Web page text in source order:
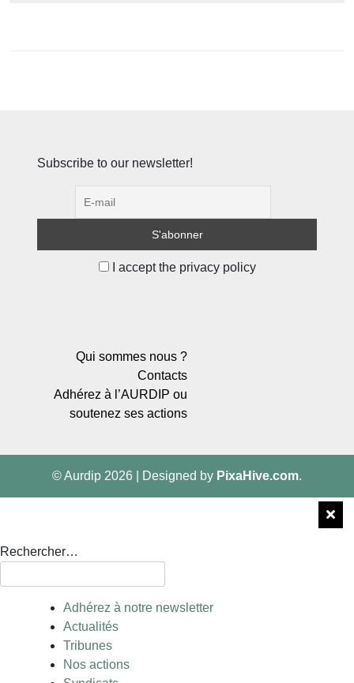
Subscribe to our newsletter!
I accept the privacy policy
Qui sommes nous ?
Contacts
Adhérez à l’AURDIP ou
soutenez ses actions
© Aurdip 2026 Designed by PixaHive.com.
Rechercher…
Adhérez à notre newsletter
Actualités
Tribunes
Nos actions